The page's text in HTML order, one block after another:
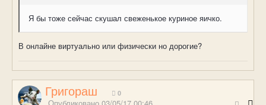
Я бы тоже сейчас скушал свеженькое куриное яичко.
В онлайне виртуально или физически но дорогие?
Григораш 0